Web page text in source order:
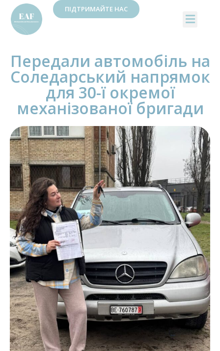
ПІДТРИМАЙТЕ НАС
Передали автомобіль на
Соледарський напрямок
для 30-ї окремої
механізованої бригади